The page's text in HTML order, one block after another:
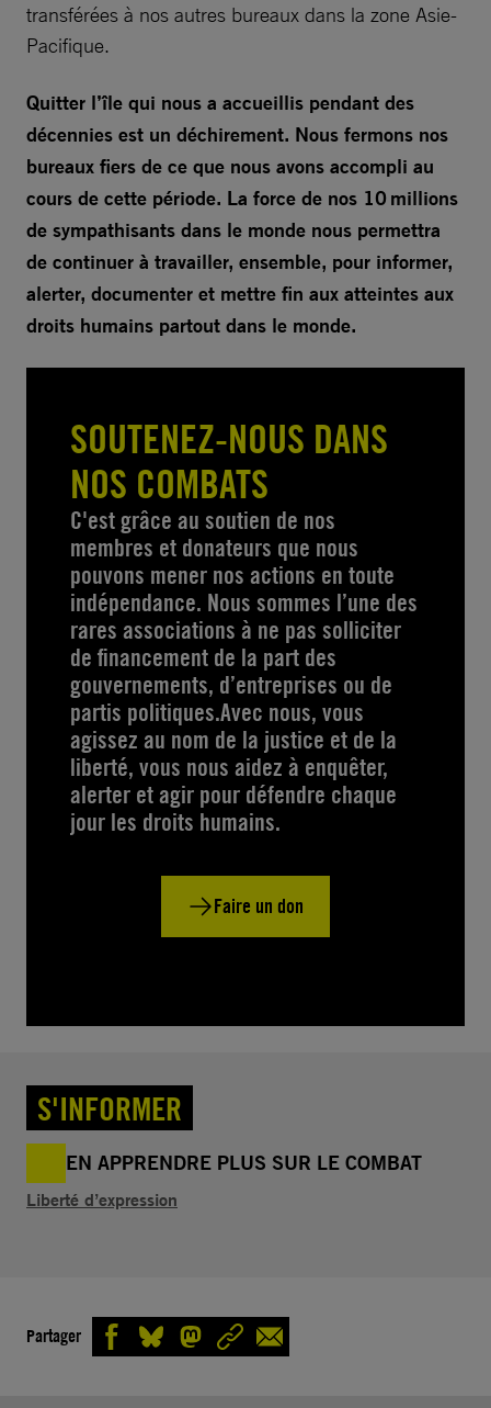
transférées à nos autres bureaux dans la zone Asie-
Pacifique.
Quitter l’île qui nous a accueillis pendant des
décennies est un déchirement. Nous fermons nos
bureaux fiers de ce que nous avons accompli au
cours de cette période. La force de nos 10 millions
de sympathisants dans le monde nous permettra
de continuer à travailler, ensemble, pour informer,
alerter, documenter et mettre fin aux atteintes aux
droits humains partout dans le monde.
SOUTENEZ-NOUS DANS
NOS COMBATS
C'est grâce au soutien de nos
membres et donateurs que nous
pouvons mener nos actions en toute
indépendance. Nous sommes l’une des
rares associations à ne pas solliciter
de financement de la part des
gouvernements, d’entreprises ou de
partis politiques.Avec nous, vous
agissez au nom de la justice et de la
liberté, vous nous aidez à enquêter,
alerter et agir pour défendre chaque
jour les droits humains.
Faire un don
S'INFORMER
EN APPRENDRE PLUS SUR LE COMBAT
Liberté d’expression
Partager